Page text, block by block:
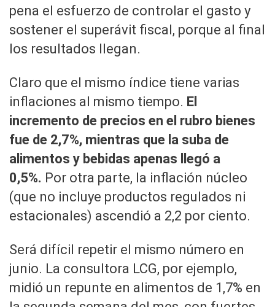
pena el esfuerzo de controlar el gasto y
sostener el superávit fiscal, porque al final
los resultados llegan.
Claro que el mismo índice tiene varias
inflaciones al mismo tiempo. El
incremento de precios en el rubro bienes
fue de 2,7%, mientras que la suba de
alimentos y bebidas apenas llegó a
0,5%. Por otra parte, la inflación núcleo
(que no incluye productos regulados ni
estacionales) ascendió a 2,2 por ciento.
Será difícil repetir el mismo número en
junio. La consultora LCG, por ejemplo,
midió un repunte en alimentos de 1,7% en